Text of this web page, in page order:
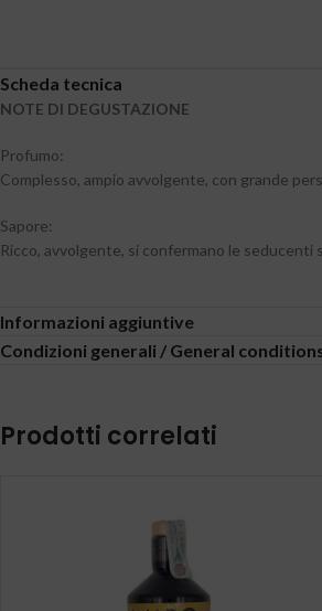
Scheda tecnica
NOTE DI DEGUSTAZIONE
Profumo:
Complesso, ampio avvolgente, con grande
Sapore:
Ricco, avvolgente, si confermano le seducenti
Informazioni aggiuntive
Condizioni generali / General
Prodotti correlati